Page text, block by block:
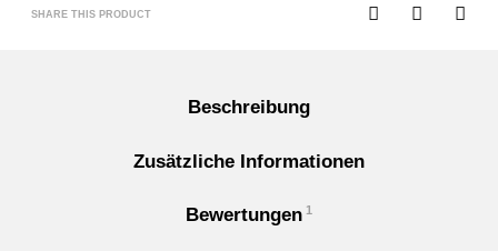
SHARE THIS PRODUCT
Beschreibung
Zusätzliche Informationen
Bewertungen 1